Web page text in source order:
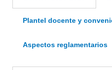
EXTENSIÓN
EDUCACIÓN PERMANENTE
Plantel docente y
Aspectos reglamentarios